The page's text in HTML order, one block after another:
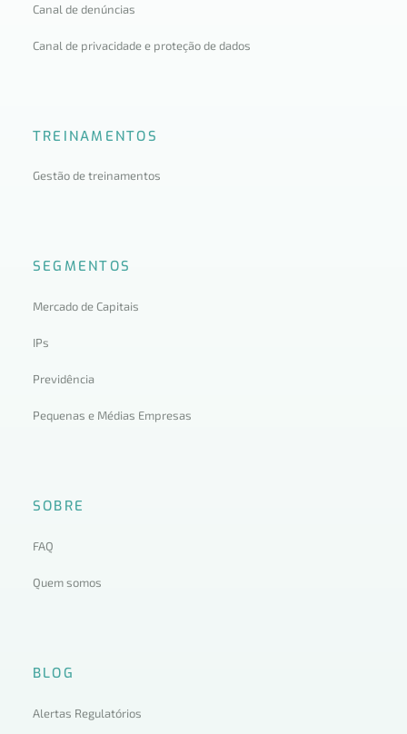
Canal de denúncias
Canal de privacidade e proteção de dados
TREINAMENTOS
Gestão de treinamentos
SEGMENTOS
Mercado de Capitais
IPs
Previdência
Pequenas e Médias Empresas
SOBRE
FAQ
Quem somos
BLOG
Alertas Regulatórios